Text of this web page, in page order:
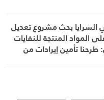
السرايا بحث مشروع تعديل
المواد المنتجة للنفايات
طرحنا تأمين إيرادات من
لتخفيف العبء عن كاهل